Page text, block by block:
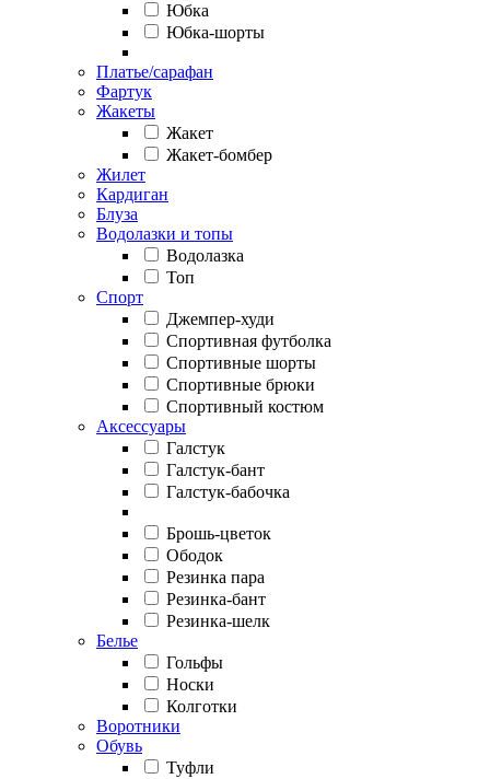
Юбка
Юбка-шорты
Платье/сарафан
Фартук
Жакеты
Жакет
Жакет-бомбер
Жилет
Кардиган
Блуза
Водолазки и топы
Водолазка
Топ
Спорт
Джемпер-худи
Спортивная футболка
Спортивные шорты
Спортивные брюки
Спортивный костюм
Аксессуары
Галстук
Галстук-бант
Галстук-бабочка
Брошь-цветок
Ободок
Резинка пара
Резинка-бант
Резинка-шелк
Белье
Гольфы
Носки
Колготки
Воротники
Обувь
Туфли